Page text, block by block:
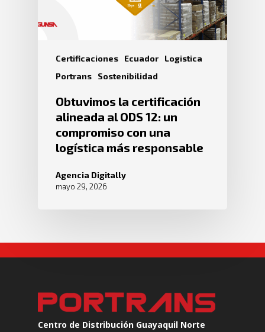
Certificaciones Ecuador
Logistica
Portrans
Sostenibilidad
Obtuvimos la certificación
alineada al ODS 12: un
compromiso con una
logística más responsable
Agencia Digitally
mayo 29, 2026
Centro de Distribución Guayaquil Norte